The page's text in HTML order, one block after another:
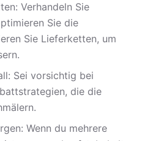
Verhandeln Sie
Sie die
Sie Lieferketten, um
Sei vorsichtig bei
die die
Wenn du mehrere